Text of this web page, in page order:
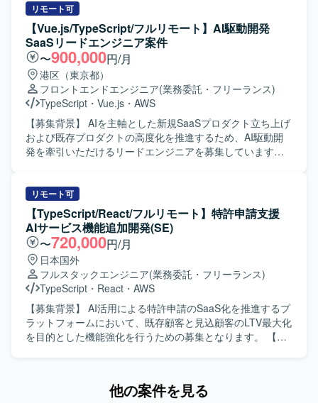
サービス改善の効果を実感しやすく、アジャイル開発の経
験をさらに深めることができます。 【開発環境】 Vue.js /
AWS / GitHub Copilot / Scrum（アジャイル）
動開発の実現に向けた技術検証や課題解決を推進いただき
ます。 想定される具体的な作業としては、ローカル環境構
築、AI/LLMアプリケーションの開発、AIテストおよび評
価、既存プロジェクトの引き継ぎおよび継続対応、クライ
アントの運用に沿ったプロジェクト推進などがあります。
【求める人物像】 AI/LLM領域の技術トレンドに関心を持
ち、自走してキャッチアップできる方を求めております。
制約条件が多い環境下でも主体的に課題を発見し、粘り強
く解決に取り組める方です。 クライアントやチームと円滑
にコミュニケーションを取りながら、継続的なサービス改
善に取り組める方を期待しております。 【ポジションの魅
駆動開発の技術検証から実運用を見据えた開発まで幅広く
経験でき、AIアプリケーション開発のスキルを総合的に高
めることができます。 Difyをはじめとする最新のAI開発基
盤やツールを用いた実践的な開発経験を積むことができま
す。 【開発環境】 Dify、LLM/生成AIアプリ、ローカル開発
環境、AIテスト・評価ツール、API連携、プロンプトおよび
ワークフロー設計などの環境で開発を行います。
リモート可
【Vue.js/TypeScript/フルリモート】AI駆動開発
SaaSリードエンジニア案件
〜900,000円/月
港区（東京都）
フロントエンドエンジニア(業務委託・フリーランス)
TypeScript ・ Vue.js ・ AWS
【募集背景】 AIを主軸とした新規SaaSプロダクト立ち上げ
および既存プロダクトの高度化を推進するため、AI駆動開
発を牽引いただけるリードエンジニアを募集しています。
/ TypeScript）を中心に、バックエンド（Kotlin）まで横断し
た機能開発を実施します。 ・サービス仕様の設計および検
討を行い、要件の明確化から設計・実装・テストまで一貫
して対応します。 ・インシデントや障害発生時の監視、原
因調査および改善策の検討・実施を行います。 ・AIエージ
ェントを前提とした開発フローの実践・改善を行い、チー
ムへの浸透を図ります。 ・PO・エンジニア・QAからなる
開発チームと協働し、週次で成果物を確認しながら開発を
推進します。 ・所属チーム担当領域における他部署との連
携や技術的リードを担います。 【求める人物像】 SaaSプ
ロダクトにおいて、フロントエンドの設計から実装、チー
思考をお持ちの方を求めています。フロントエンド技術に
リモート可
【TypeScript/React/フルリモート】特許申請支援
AIサービス機能追加開発(SE)
〜720,000円/月
日本国外
フルスタックエンジニア(業務委託・フリーランス)
TypeScript ・ React ・ AWS
【募集背景】 AI活用による特許申請のSaaS化を推進するプ
ラットフォームにおいて、既存顧客と見込顧客のLTV最大化
を目的とした機能強化を行うための募集となります。 【作
流出しないよう配慮した設計や、安定稼働を前提とした高
他の案件を見る